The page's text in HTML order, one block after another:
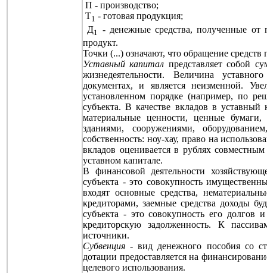
П - производство;
Т1 - готовая продукция;
Д1
- денежные средства, полученные
продукт.
Точки (...) означают, что обращение средств
Уставный капитал представляет собой
жизнедеятельности. Величина
документах, и является неизменной.
установленном порядке (например, по
субъекта. В качестве вкладов в
материальные ценности, ценные
зданиями, сооружениями,
собственность: ноу-хау, право на
вкладов оценивается в рублях
уставном капитале.
В финансовой деятельности
субъекта - это совокупность
входят основные средства,
кредиторами, заемные средства доходы
субъекта - это совокупность его долгов
кредиторскую задолженность. К
источники.
Субвенция - вид денежного пособия со
дотации предоставляется на
целевого использования.